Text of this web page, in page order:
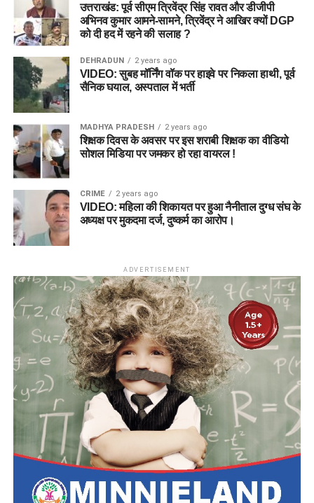
उत्तराखंड: पूर्व सीएम त्रिवेंद्र सिंह रावत और डीजीपी
अभिनव कुमार आमने-सामने, त्रिवेंद्र ने आखिर क्यों DGP
को दी हद में रहने की सलाह ?
DEHRADUN 2 years ago
VIDEO: सुबह मॉर्निंग वॉक पर हाइवे पर निकला हाथी, पूर्व
सैनिक घयाल, अस्पताल में भर्ती
MADHYA PRADESH 2 years ago
शिक्षक दिवस के अवसर पर इस शराबी शिक्षक का वीडियो
सोशल मिडिया पर जमकर हो रहा वायरल !
CRIME 2 years ago
VIDEO: महिला की शिकायत पर हुआ नैनीताल दुग्ध संघ के
अध्यक्ष पर मुकदमा दर्ज, दुष्कर्म का आरोप।
ADVERTISEMENT